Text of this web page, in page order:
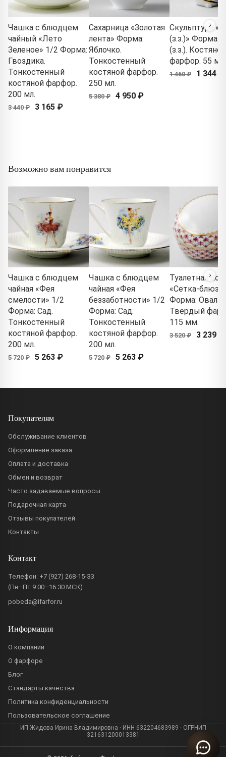
Чашка с блюдцем
чайный «Лето
Зеленое» 1/2 Форма:
Гвоздика.
Тонкостенный
костяной фарфор.
200 мл.
3 440 ₽ 3 165 ₽
Сахарница «Золотая
лента» Форма:
Яблочко.
Тонкостенный
костяной фарфор.
250 мл.
5 380 ₽ 4 950 ₽
Скульптура
(з.з.)»
(з.з.). Костяной
фарфор. 55
1 460 ₽ 1 344 ₽
Возможно вам понравится
Чашка с блюдцем
чайная «Фея
смелости» 1/2
Форма: Сад.
Тонкостенный
костяной фарфор.
200 мл.
5 720 ₽ 5 263 ₽
Чашка с блюдцем
чайная «Фея
беззаботности» 1/2
Форма: Сад.
Тонкостенный
костяной фарфор.
200 мл.
5 720 ₽ 5 263 ₽
Туалетная
«Сетка-блюз
Форма:
Твердый
115 мм.
3 520 ₽ 3 239 ₽
Покупателям
Обслуживание клиентов
Оформление заказа
Оплата и доставка
Обмен и возврат
Часто задаваемые вопросы
Подарочная карта
Отзывы покупателей
Контакты
Контакт
Телефон: +7 (927) 268-15-33
(Пн–Пт 9:00–16:30 МСК)
pobeda@ifarfor.ru
Информация
О компании
О фарфоре
Блог
Стандарты качества
Политика конфиденциальности
Пользовательское соглашение
ИП Жидова Ирина Владимировна · ИНН 632204683989 · ОГРНИП
321631200013381